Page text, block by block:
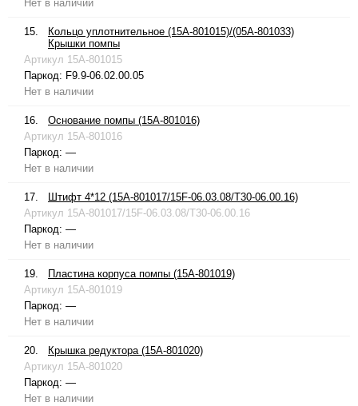
Нет в наличии
15.
Кольцо уплотнительное (15A-801015)/(05A-801033)
Крышки помпы
Артикул 15A-801015
Паркод: F9.9-06.02.00.05
Нет в наличии
16.
Основание помпы (15A-801016)
Артикул 15A-801016
Паркод: —
Нет в наличии
17.
Штифт 4*12 (15A-801017/15F-06.03.08/T30-06.00.16)
Артикул 15A-801017/15F-06.03.08/T30-06.00.16
Паркод: —
Нет в наличии
19.
Пластина корпуса помпы (15A-801019)
Артикул 15A-801019
Паркод: —
Нет в наличии
20.
Крышка редуктора (15A-801020)
Артикул 15A-801020
Паркод: —
Нет в наличии